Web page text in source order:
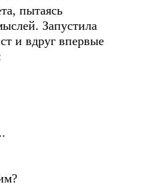
пытаясь
Запустила
и вдруг впервые